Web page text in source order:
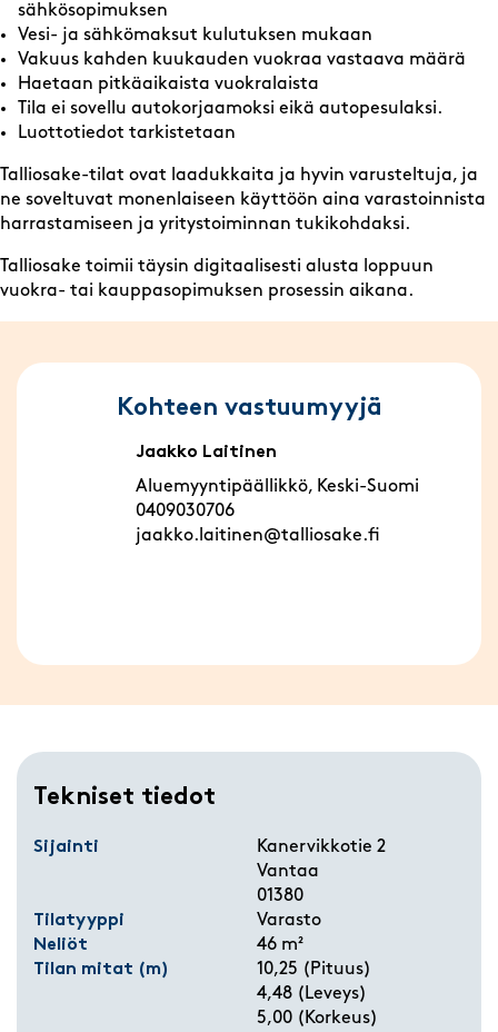
sähkösopimuksen
Vesi- ja sähkömaksut kulutuksen mukaan
Vakuus kahden kuukauden vuokraa vastaava määrä
Haetaan pitkäaikaista vuokralaista
Tila ei sovellu autokorjaamoksi eikä autopesulaksi.
Luottotiedot tarkistetaan
Talliosake-tilat ovat laadukkaita ja hyvin varusteltuja, ja
ne soveltuvat monenlaiseen käyttöön aina varastoinnista
harrastamiseen ja yritystoiminnan tukikohdaksi.
Talliosake toimii täysin digitaalisesti alusta loppuun
vuokra- tai kauppasopimuksen prosessin aikana.
Kohteen vastuumyyjä
Jaakko Laitinen
Aluemyyntipäällikkö, Keski-Suomi
0409030706
jaakko.laitinen@talliosake.fi
Tekniset tiedot
Sijainti
Kanervikkotie 2
Vantaa
01380
Tilatyyppi
Varasto
Neliöt
46 m²
Tilan mitat (m)
10,25 (Pituus)
4,48 (Leveys)
5,00 (Korkeus)